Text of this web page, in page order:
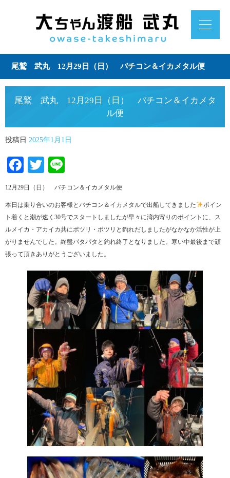
尾鷲 武丸 12月29日（日） バチコン＆イカメタル便
尾鷲 武丸 12月29日（日） バチコン＆イカメタ
ル便
投稿日 2025年1月1日
Facebook
Twitter
12月29日（日） バチコン＆イカメタル便
本日は乗り合いのお客様とバチコン＆イカメタルで出船してきました
ポイン
ト着くと潮が速く30号でスタートしましたが早々に湾内寄りのポイントに、ス
ルメイカ・アカイカ共にポツリ・ポツリと釣れだしましたがなかなか活性が上
がりませんでした。終盤パタパタと釣れ終了となりました。寒い中最後まで頑
張って頂きありがとうございました。